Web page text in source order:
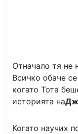
Отначало тя не
Всичко обаче
когато Тота
историята на
Когато научих